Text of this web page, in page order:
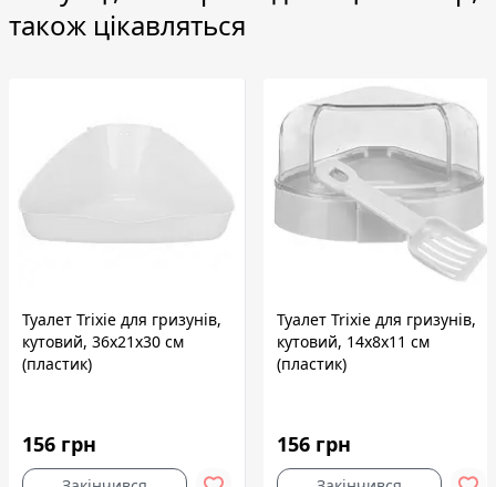
також цікавляться
Туалет Trixie для гризунів,
кутовий, 36х21х30 см
(пластик)
156 грн
Туалет Trixie для гризунів,
кутовий, 14x8x11 см
(пластик)
156 грн